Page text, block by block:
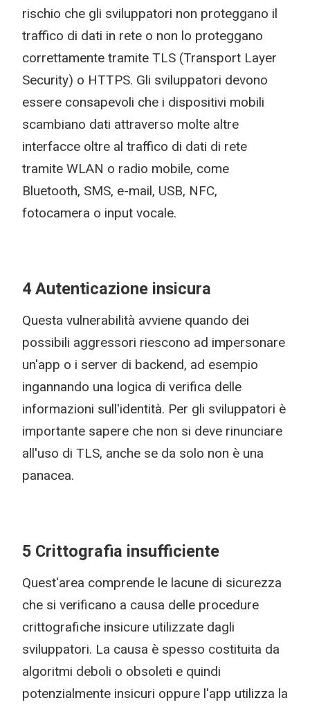
rischio che gli sviluppatori non proteggano il
traffico di dati in rete o non lo proteggano
correttamente tramite TLS (Transport Layer
Security) o HTTPS. Gli sviluppatori devono
essere consapevoli che i dispositivi mobili
scambiano dati attraverso molte altre
interfacce oltre al traffico di dati di rete
tramite WLAN o radio mobile, come
Bluetooth, SMS, e-mail, USB, NFC,
fotocamera o input vocale.
4 Autenticazione insicura
Questa vulnerabilità avviene quando dei
possibili aggressori riescono ad impersonare
un'app o i server di backend, ad esempio
ingannando una logica di verifica delle
informazioni sull'identità. Per gli sviluppatori è
importante sapere che non si deve rinunciare
all'uso di TLS, anche se da solo non è una
panacea.
5 Crittografia insufficiente
Quest'area comprende le lacune di sicurezza
che si verificano a causa delle procedure
crittografiche insicure utilizzate dagli
sviluppatori. La causa è spesso costituita da
algoritmi deboli o obsoleti e quindi
potenzialmente insicuri oppure l'app utilizza la